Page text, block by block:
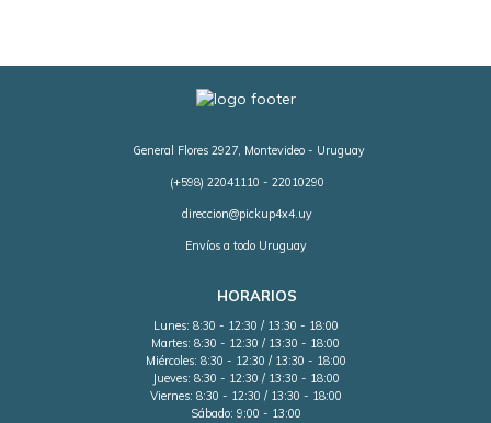
General Flores 2927, Montevideo - Uruguay
(+598) 22041110 - 22010290
direccion@pickup4x4.uy
Envíos a todo Uruguay
HORARIOS
Lunes: 8:30 - 12:30 / 13:30 - 18:00
Martes: 8:30 - 12:30 / 13:30 - 18:00
Miércoles: 8:30 - 12:30 / 13:30 - 18:00
Jueves: 8:30 - 12:30 / 13:30 - 18:00
Viernes: 8:30 - 12:30 / 13:30 - 18:00
Sábado: 9:00 - 13:00